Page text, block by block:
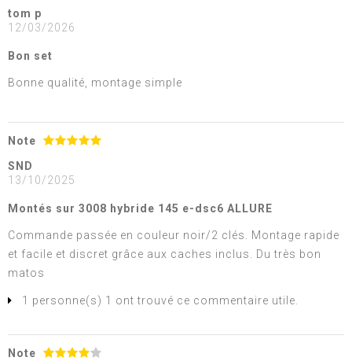
tom p
12/03/2026
Bon set
Bonne qualité, montage simple
Note
SND
13/10/2025
Montés sur 3008 hybride 145 e-dsc6 ALLURE
Commande passée en couleur noir/2 clés. Montage rapide
et facile et discret grâce aux caches inclus. Du très bon
matos
1 personne(s) 1 ont trouvé ce commentaire utile.
Note